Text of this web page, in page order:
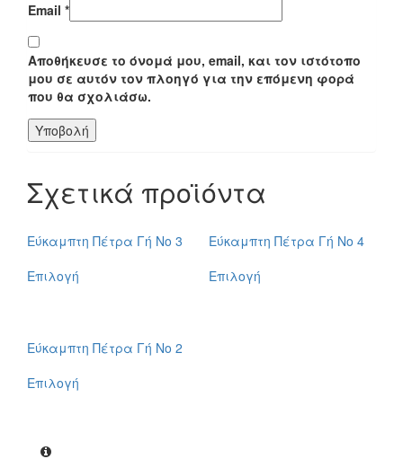
Email *
Αποθήκευσε το όνομά μου, email, και τον ιστότοπο
μου σε αυτόν τον πλοηγό για την επόμενη φορά
που θα σχολιάσω.
Σχετικά προϊόντα
Εύκαμπτη Πέτρα Γή No 3
Επιλογή
Εύκαμπτη Πέτρα Γή No 4
Επιλογή
Εύκαμπτη Πέτρα Γή No 2
Επιλογή